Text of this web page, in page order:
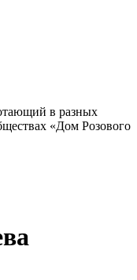
в разных
«Дом Розового